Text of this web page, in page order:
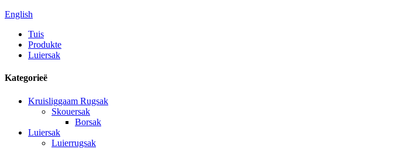
English
Tuis
Produkte
Luiersak
Kategorieë
Kruisliggaam Rugsak
Skouersak
Borsak
Luiersak
Luierrugsak